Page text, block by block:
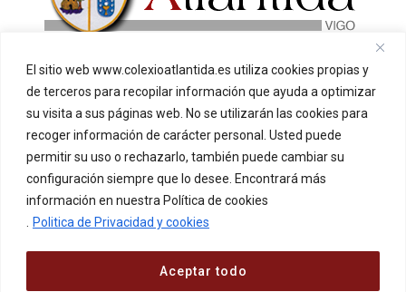
El sitio web www.colexioatlantida.es utiliza cookies propias y
de terceros para recopilar información que ayuda a optimizar
su visita a sus páginas web. No se utilizarán las cookies para
recoger información de carácter personal. Usted puede
permitir su uso o rechazarlo, también puede cambiar su
configuración siempre que lo desee. Encontrará más
información en nuestra Política de cookies
Politica de Privacidad y cookies
Aceptar todo
INICIO
O NOSO CENTRO
SECRETARÍA
CONTACTO
PUNTO LARANXA
Aviso Legal
Política de privacidad